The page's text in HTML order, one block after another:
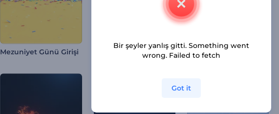
Mezuniyet Günü Girişi Gökkuşağı Parıltılı Şık Logo
Bir şeyler yanlış gitti. Something went
wrong. Failed to fetch
Got it